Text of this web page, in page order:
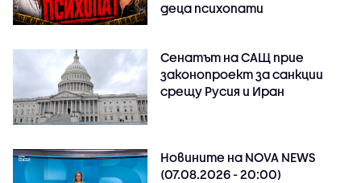
деца психопати
Сенатът на САЩ прие
законопроект за санкции
срещу Русия и Иран
Новините на NOVA NEWS
(07.08.2026 - 20:00)